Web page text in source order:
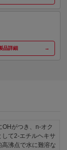
品詳細
がつき、n-オク
て2-エチルヘキサ
沸点で水に難溶な